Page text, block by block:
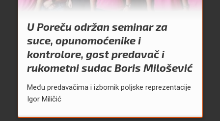
U Poreču održan seminar za
suce, opunomoćenike i
kontrolore, gost predavač i
rukometni sudac Boris Milošević
Među predavačima i izbornik poljske reprezentacije
Igor Miličić